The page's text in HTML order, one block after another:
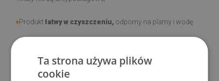
♦Produktłatwy w czyszczeniu, odporny na plamy i wodę.
użytkowaniu wynikające z upływu czasu (np. przetarcia) nie
podlegają reklamacjom.
Ta strona używa plików
cookie